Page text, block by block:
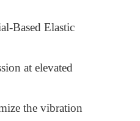
Based Elastic
at elevated
the vibration